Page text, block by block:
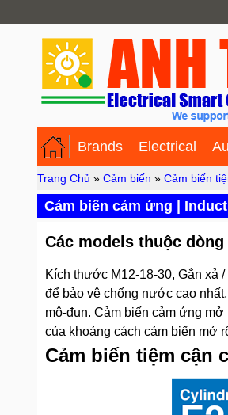
Brands Electrical
Trang Chủ » Cảm biến » Cảm biến
Cảm biến cảm ứng |
Các models thuộc
Kích thước M12-18-30, Gắn xả
để bảo vệ chống nước cao
mô-đun. Cảm biến cảm ứng
của khoảng cách cảm biến mở
Cảm biến tiệm cận